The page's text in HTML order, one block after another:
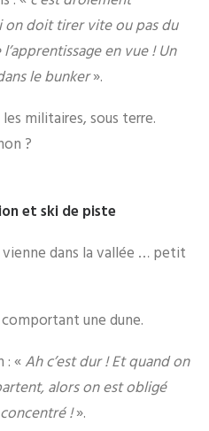
on doit tirer vite ou pas du
en vue ! Un
le bunker».
militaires, sous terre.
?
et ski de piste
vienne dans la vallée … petit
une dune.
: «Ah c’est dur ! Et quand on
alors on est obligé
!».